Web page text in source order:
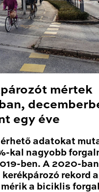
mértek
egy éve
adatokat
kal nagyobb
ben. A 2020-ban
rekord
mérik a biciklis